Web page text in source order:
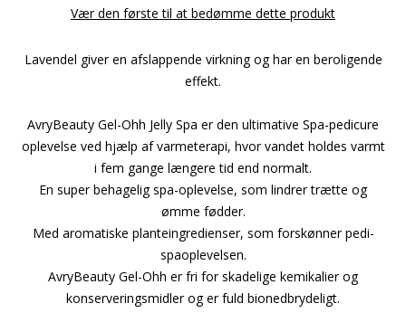
Vær den første til at bedømme dette produkt
Lavendel giver en afslappende virkning og har en beroligende
effekt.
AvryBeauty Gel-Ohh Jelly Spa er den ultimative Spa-pedicure
oplevelse ved hjælp af varmeterapi, hvor vandet holdes varmt
i fem gange længere tid end normalt.
En super behagelig spa-oplevelse, som lindrer trætte og
ømme fødder.
Med aromatiske planteingredienser, som forskønner pedi-
spaoplevelsen.
AvryBeauty Gel-Ohh er fri for skadelige kemikalier og
konserveringsmidler og er fuld bionedbrydeligt.